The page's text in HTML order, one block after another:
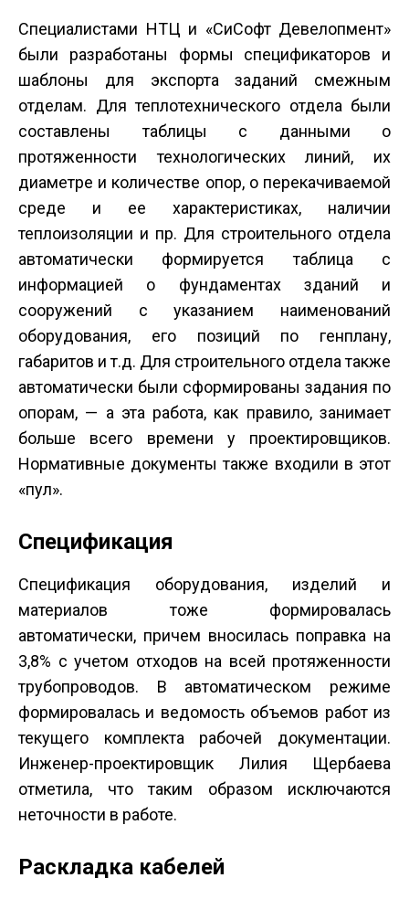
Специалистами НТЦ и «СиСофт Девелопмент»
были разработаны формы спецификаторов и
шаблоны для экспорта заданий смежным
отделам. Для теплотехнического отдела были
составлены таблицы с данными о
протяженности технологических линий, их
диаметре и количестве опор, о перекачиваемой
среде и ее характеристиках, наличии
теплоизоляции и пр. Для строительного отдела
автоматически формируется таблица с
информацией о фундаментах зданий и
сооружений с указанием наименований
оборудования, его позиций по генплану,
габаритов и т.д. Для строительного отдела также
автоматически были сформированы задания по
опорам, — а эта работа, как правило, занимает
больше всего времени у проектировщиков.
Нормативные документы также входили в этот
«пул».
Спецификация
Спецификация оборудования, изделий и
материалов тоже формировалась
автоматически, причем вносилась поправка на
3,8% с учетом отходов на всей протяженности
трубопроводов. В автоматическом режиме
формировалась и ведомость объемов работ из
текущего комплекта рабочей документации.
Инженер-проектировщик Лилия Щербаева
отметила, что таким образом исключаются
неточности в работе.
Раскладка кабелей